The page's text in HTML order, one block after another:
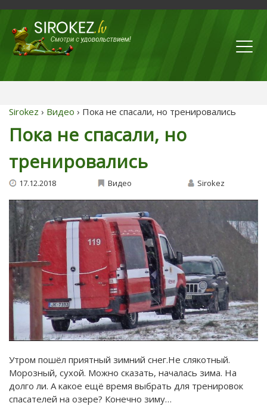
Sirokez › Видео › Пока не спасали, но тренировались
Пока не спасали, но
тренировались
17.12.2018 Видео Sirokez
Утром пошёл приятный зимний снег.Не слякотный.
Морозный, сухой. Можно сказать, началась зима. На
долго ли. А какое ещё время выбрать для тренировок
спасателей на озере? Конечно зиму…